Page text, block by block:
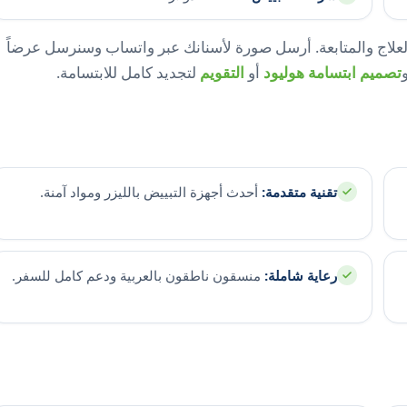
والمتابعة. أرسل صورة لأسنانك عبر واتساب وسنرسل عرضاً
تصميم ابتسامة هوليود أو التقويم لتجديد كامل للابتسامة.
تقنية متقدمة: أحدث أجهزة التبييض بالليزر ومواد آمنة.
رعاية شاملة: منسقون ناطقون بالعربية ودعم كامل للسفر.